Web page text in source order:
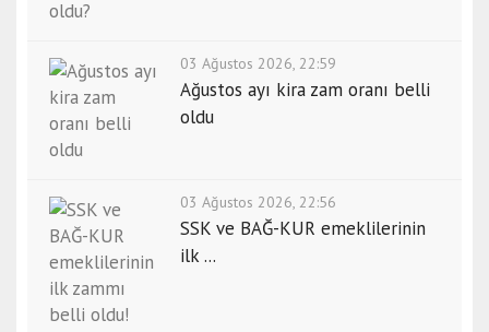
03 Ağustos 2026, 22:59
Ağustos ayı kira zam oranı belli
oldu
03 Ağustos 2026, 22:56
SSK ve BAĞ-KUR emeklilerinin
ilk ...